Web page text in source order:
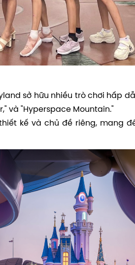
sở hữu nhiều trò chơi hấp
và "Hyperspace Mountain."
kế và chủ đề riêng, mang